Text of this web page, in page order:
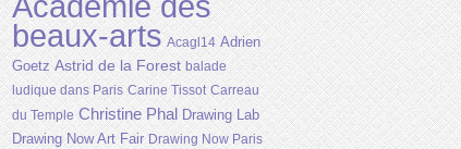
beaux-arts Acagl14 Adrien
Goetz Astrid de la Forest balade
ludique dans Paris Carine Tissot Carreau
du Temple Christine Phal Drawing Lab
Drawing Now Art Fair Drawing Now Paris